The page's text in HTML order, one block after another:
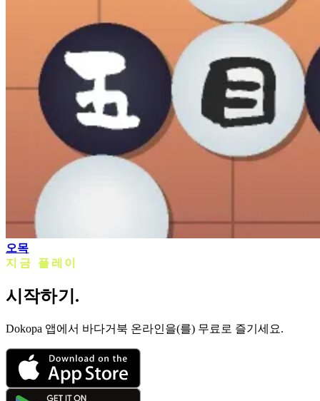
오목
지금 플레이
시작하기.
Dokopa 앱에서 바다거북 온라인을(를) 무료로 즐기세요.